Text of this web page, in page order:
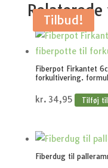
Fiberpot Firkantet
forkultivering.
kr. 34,95 Tilføj
Fiberdug til
Tilbud!